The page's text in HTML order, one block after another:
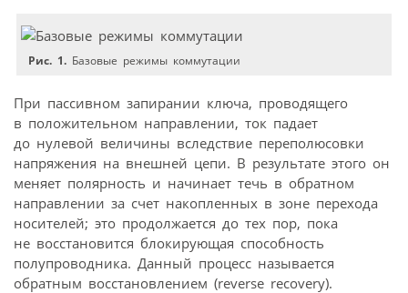
Рис. 1. Базовые режимы коммутации
При пассивном запирании ключа, проводящего
в положительном направлении, ток падает
до нулевой величины вследствие переполюсовки
напряжения на внешней цепи. В результате этого он
меняет полярность и начинает течь в обратном
направлении за счет накопленных в зоне перехода
носителей; это продолжается до тех пор, пока
не восстановится блокирующая способность
полупроводника. Данный процесс называется
обратным восстановлением (reverse recovery).